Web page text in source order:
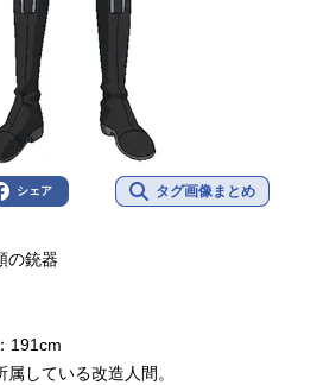
シェア タグ画像まとめ
の銃器
191cm
している改造人間。